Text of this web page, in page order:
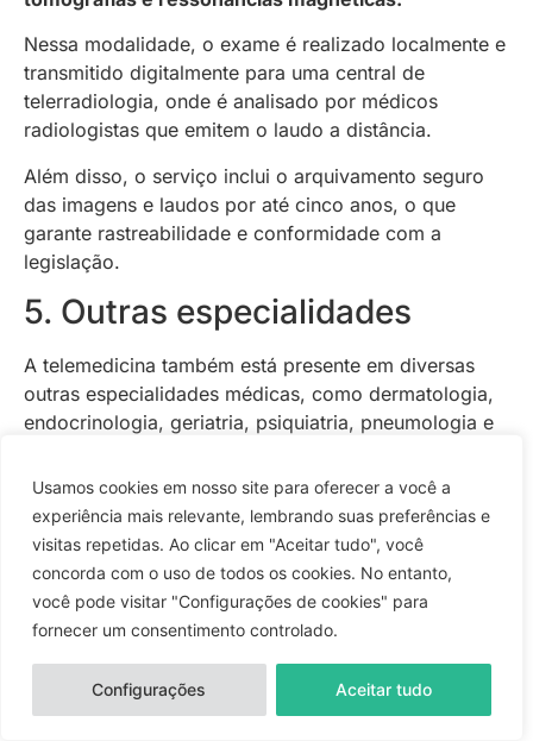
Usamos cookies em nosso site para oferecer a você a
experiência mais relevante, lembrando suas preferências e
visitas repetidas. Ao clicar em "Aceitar tudo", você
concorda com o uso de todos os cookies. No entanto,
você pode visitar "Configurações de cookies" para
fornecer um consentimento controlado.
Configurações Aceitar tudo
Nessa modalidade, o exame é realizado localmente e
transmitido digitalmente para uma central de
telerradiologia, onde é analisado por médicos
radiologistas que emitem o laudo a distância.
Além disso, o serviço inclui o arquivamento seguro
das imagens e laudos por até cinco anos, o que
garante rastreabilidade e conformidade com a
legislação.
5. Outras especialidades
A telemedicina também está presente em diversas
outras especialidades médicas, como dermatologia,
endocrinologia, geriatria, psiquiatria, pneumologia e
Nessas áreas, o atendimento remoto permite tanto a
realização de consultas e triagens quanto o envio de
exames e monitoramento contínuo.
A flexibilidade do modelo remoto permite que cada
especialidade utilize os recursos tecnológicos de
necessidades clínicas e operacionais.